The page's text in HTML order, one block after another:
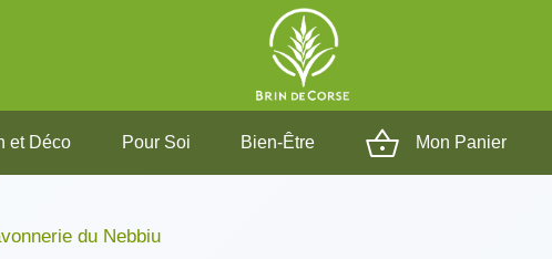
et Déco Pour Soi Bien-Être Mon Panier
du Nebbiu